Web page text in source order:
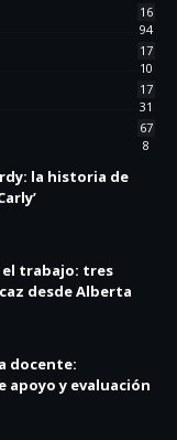
16
94
17
10
17
31
67
8
la historia de
trabajo: tres
desde Alberta
docente:
y evaluación